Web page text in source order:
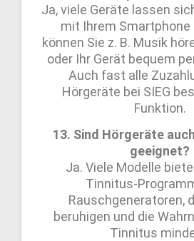
Ja, viele Geräte lassen
mit Ihrem Smartphone
können Sie z. B. Musik
oder Ihr Gerät bequem
Auch fast alle
Hörgeräte bei SIEG
Funktion.
13. Sind Hörgeräte
geeignet?
Ja. Viele Modelle
Tinnitus-
Rauschgeneratoren,
beruhigen und die
Tinnitus